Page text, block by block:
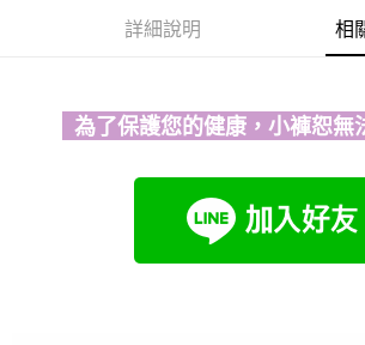
7-11取貨(快速到店)
宅配-貨到不付款
每筆NT$90，滿NT$1,300(含以上)免運費
香港直送- 順豐海外
詳細說明 相
為了保護您的健康，小褲恕無